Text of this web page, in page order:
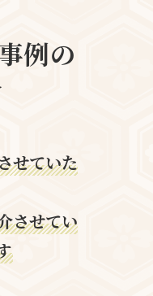
例の
せていた
させてい